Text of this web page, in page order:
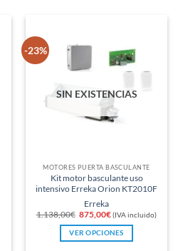
-23%
SIN EXISTENCIAS
MOTORES PUERTA BASCULANTE
Kit motor basculante uso
intensivo Erreka Orion KT2010F
Erreka
1.138,00€ El
precio
original
era:
1.138,00€.
875,00€El
precio
actual
es:
875,00€.
(IVA incluido)
VER OPCIONES